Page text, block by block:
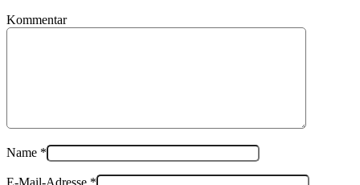
Kommentar
Name *
E-Mail-Adresse *